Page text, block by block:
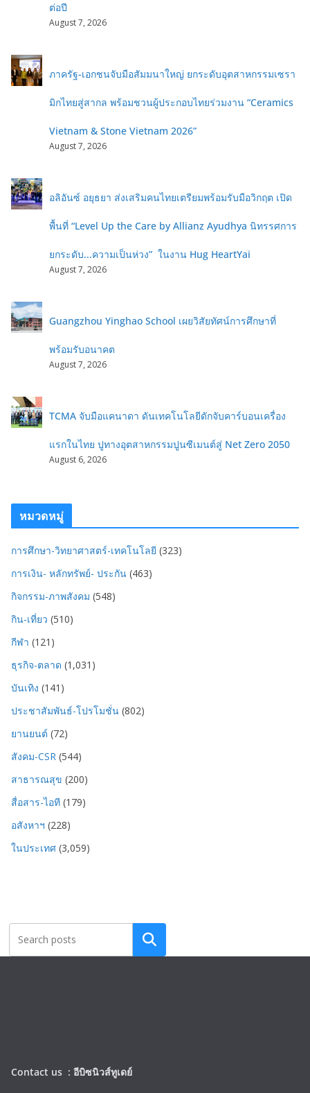
ต่อปี
August 7, 2026
ภาครัฐ-เอกชนจับมือสัมมนาใหญ่ ยกระดับอุตสาหกรรมเซรา
มิกไทยสู่สากล พร้อมชวนผู้ประกอบไทยร่วมงาน “Ceramics
Vietnam & Stone Vietnam 2026”
August 7, 2026
อลิอันซ์ อยุธยา ส่งเสริมคนไทยเตรียมพร้อมรับมือวิกฤต เปิด
พื้นที่ “Level Up the Care by Allianz Ayudhya นิทรรศการ
ยกระดับ...ความเป็นห่วง” ในงาน Hug HeartYai
August 7, 2026
Guangzhou Yinghao School เผยวิสัยทัศน์การศึกษาที่
พร้อมรับอนาคต
August 7, 2026
TCMA จับมือแคนาดา ดันเทคโนโลยีดักจับคาร์บอนเครื่อง
แรกในไทย ปูทางอุตสาหกรรมปูนซีเมนต์สู่ Net Zero 2050
August 6, 2026
หมวดหมู่
การศึกษา-วิทยาศาสตร์-เทคโนโลยี (323)
การเงิน- หลักทรัพย์- ประกัน (463)
กิจกรรม-ภาพสังคม (548)
กิน-เที่ยว (510)
กีฬา (121)
ธุรกิจ-ตลาด (1,031)
บันเทิง (141)
ประชาสัมพันธ์-โปรโมชั่น (802)
ยานยนต์ (72)
สังคม-CSR (544)
สาธารณสุข (200)
สื่อสาร-ไอที (179)
อสังหาฯ (228)
ในประเทศ (3,059)
Search
Contact us : อีบิซนิวส์ทูเดย์